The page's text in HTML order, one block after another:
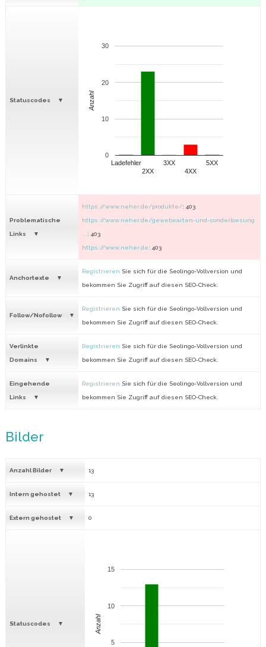
Statuscodes
Ladefehler
2XX
3XX
4XX
5XX
0
10
20
30
Anzahl
Problematische
Links
https://www.neher.de/produkte/: 403
https://www.neher.de/gewebearten-und-sonderloesung
: 403
https://www.neher.de: 403
Anchortexte
Registrieren Sie sich für die Seolingo-Vollversion und
bekommen Sie Zugriff auf diesen SEO-Check.
Follow/Nofollow
Registrieren Sie sich für die Seolingo-Vollversion und
bekommen Sie Zugriff auf diesen SEO-Check.
Verlinkte
Domains
Registrieren Sie sich für die Seolingo-Vollversion und
bekommen Sie Zugriff auf diesen SEO-Check.
Eingehende
Links
Registrieren Sie sich für die Seolingo-Vollversion und
bekommen Sie Zugriff auf diesen SEO-Check.
Bilder
Anzahl Bilder 13
Intern gehostet 13
Extern gehostet 0
Statuscodes
5
10
15
Anzahl